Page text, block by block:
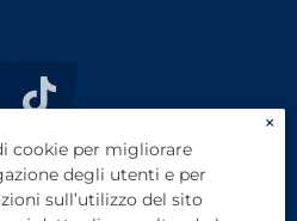
×
cookie per migliorare
degli utenti e per
sull’utilizzo del sito